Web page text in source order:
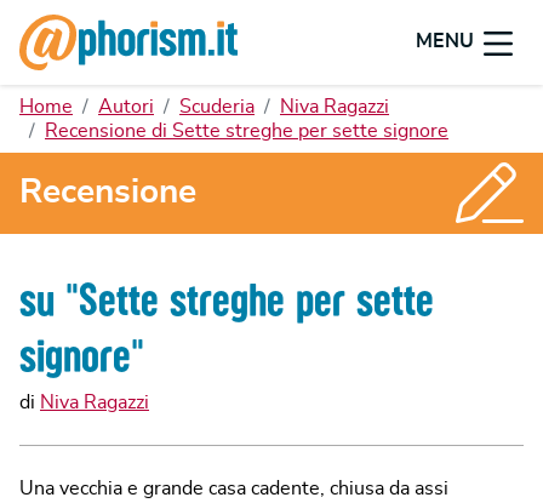
MENU
Home Autori Scuderia
Niva Ragazzi
Recensione di Sette streghe per sette signore
Recensione
su "Sette streghe per sette
signore"
di Niva Ragazzi
Una vecchia e grande casa cadente, chiusa da assi